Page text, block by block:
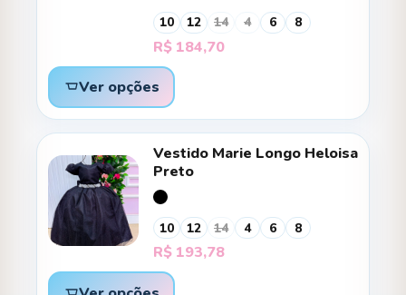
10 12 14 4 6 8
R$ 184,70
Ver opções
Vestido Marie Longo Heloisa
Preto
10 12 14 4 6 8
R$ 193,78